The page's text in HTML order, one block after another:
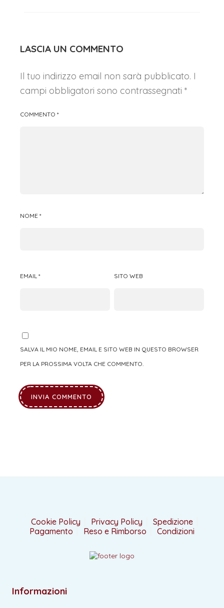
LASCIA UN COMMENTO
Il tuo indirizzo email non sarà pubblicato. I
campi obbligatori sono contrassegnati *
COMMENTO *
NOME *
EMAIL * SITO WEB
SALVA IL MIO NOME, EMAIL E SITO WEB IN QUESTO BROWSER
PER LA PROSSIMA VOLTA CHE COMMENTO.
Cookie Policy Privacy Policy
Spedizione
Pagamento
Reso e Rimborso Condizioni
Informazioni